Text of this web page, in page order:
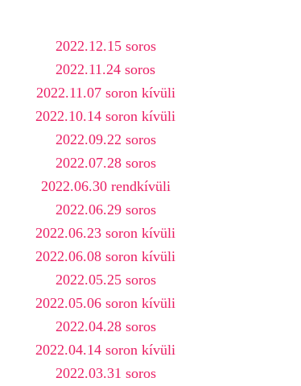
2022.12.15 soros
2022.11.24 soros
2022.11.07 soron kívüli
2022.10.14 soron kívüli
2022.09.22 soros
2022.07.28 soros
2022.06.30 rendkívüli
2022.06.29 soros
2022.06.23 soron kívüli
2022.06.08 soron kívüli
2022.05.25 soros
2022.05.06 soron kívüli
2022.04.28 soros
2022.04.14 soron kívüli
2022.03.31 soros